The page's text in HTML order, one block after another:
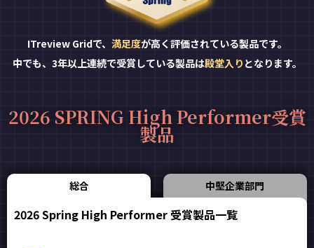
ITreview Gridで、 満足度が高く評価されている製品です。
中でも、3年以上連続で受賞している製品は殿堂入り となります。
2026 SPRING High Performer受賞
製品
総合 中堅企業部門
2026 Spring High Performer 受賞製品一覧